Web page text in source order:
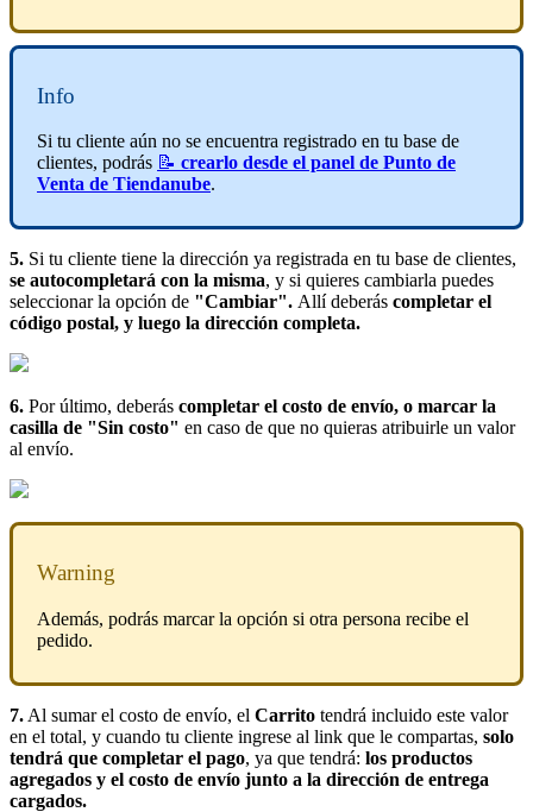
Info
Si tu cliente aún no se encuentra registrado en tu base de
clientes, podrás 📝 crearlo desde el panel de Punto de
Venta de Tiendanube.
5. Si tu cliente tiene la dirección ya registrada en tu base de clientes,
se autocompletará con la misma, y si quieres cambiarla puedes
seleccionar la opción de "Cambiar". Allí deberás completar el
código postal, y luego la dirección completa.
6. Por último, deberás completar el costo de envío, o marcar la
casilla de "Sin costo" en caso de que no quieras atribuirle un valor
al envío.
Warning
Además, podrás marcar la opción si otra persona recibe el
pedido.
7. Al sumar el costo de envío, el Carrito tendrá incluido este valor
en el total, y cuando tu cliente ingrese al link que le compartas, solo
tendrá que completar el pago, ya que tendrá: los productos
agregados y el costo de envío junto a la dirección de entrega
cargados.